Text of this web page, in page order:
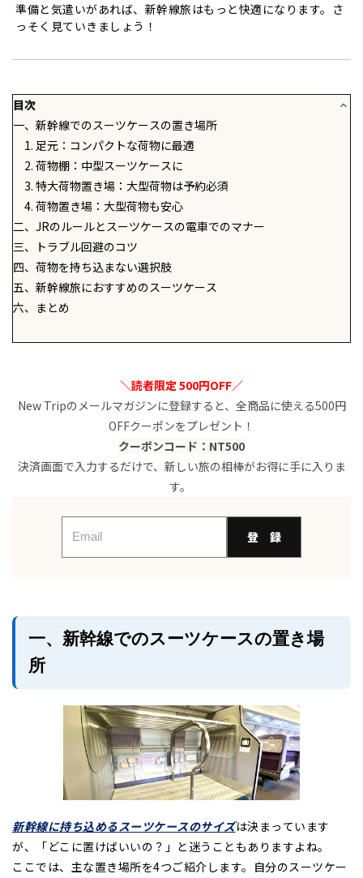
準備と気遣いがあれば、新幹線旅はもっと快適になります。さ
っそく見ていきましょう！
目次
一、新幹線でのスーツケースの置き場所
1. 足元：コンパクトな荷物に最適
2. 荷物棚：中型スーツケースに
3. 特大荷物置き場：大型荷物は予約必須
4. 荷物置き場：大型荷物も安心
二、JRのルールとスーツケースの電車でのマナー
三、トラブル回避のコツ
四、荷物を持ち込まない選択肢
五、新幹線旅におすすめのスーツケース
六、まとめ
＼読者限定 500円OFF／
New Tripのメールマガジンに登録すると、全商品に使える500円
OFFクーポンをプレゼント！
クーポンコード：NT500
決済画面で入力するだけで、新しい旅の相棒がお得に手に入りま
す。
登 録
一、新幹線でのスーツケースの置き場
所
新幹線に持ち込めるスーツケースのサイズは決まっています
が、「どこに置けばいいの？」と迷うこともありますよね。
ここでは、主な置き場所を4つご紹介します。自分のスーツケー